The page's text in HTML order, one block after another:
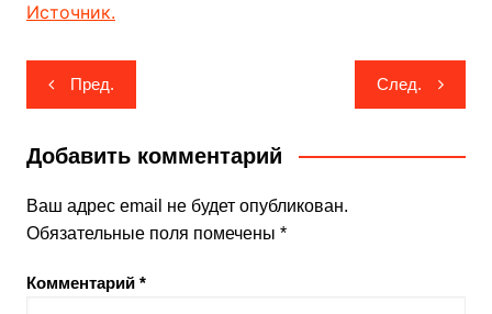
Источник.
Навигация
по
записям
Пред. След.
Добавить комментарий
Ваш адрес email не будет опубликован.
Обязательные поля помечены *
Комментарий *